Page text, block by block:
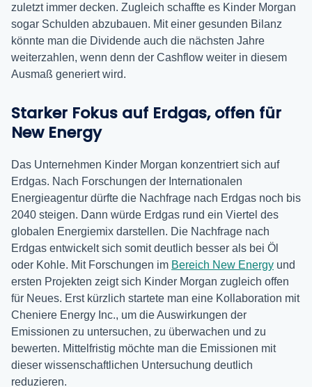
zuletzt immer decken. Zugleich schaffte es Kinder Morgan
sogar Schulden abzubauen. Mit einer gesunden Bilanz
könnte man die Dividende auch die nächsten Jahre
weiterzahlen, wenn denn der Cashflow weiter in diesem
Ausmaß generiert wird.
Starker Fokus auf Erdgas, offen für
New Energy
Das Unternehmen Kinder Morgan konzentriert sich auf
Erdgas. Nach Forschungen der Internationalen
Energieagentur dürfte die Nachfrage nach Erdgas noch bis
2040 steigen. Dann würde Erdgas rund ein Viertel des
globalen Energiemix darstellen. Die Nachfrage nach
Erdgas entwickelt sich somit deutlich besser als bei Öl
oder Kohle. Mit Forschungen im Bereich New Energy und
ersten Projekten zeigt sich Kinder Morgan zugleich offen
für Neues. Erst kürzlich startete man eine Kollaboration mit
Cheniere Energy Inc., um die Auswirkungen der
Emissionen zu untersuchen, zu überwachen und zu
bewerten. Mittelfristig möchte man die Emissionen mit
dieser wissenschaftlichen Untersuchung deutlich
reduzieren.